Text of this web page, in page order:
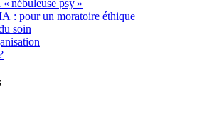
« nébuleuse psy »
: pour un moratoire éthique
soin